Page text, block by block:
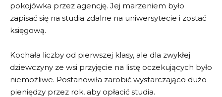
pokojówka przez agencję. Jej marzeniem było
zapisać się na studia zdalne na uniwersytecie i zostać
księgową.
Kochała liczby od pierwszej klasy, ale dla zwykłej
dziewczyny ze wsi przyjęcie na listę oczekujących było
niemożliwe. Postanowiła zarobić wystarczająco dużo
pieniędzy przez rok, aby opłacić studia.